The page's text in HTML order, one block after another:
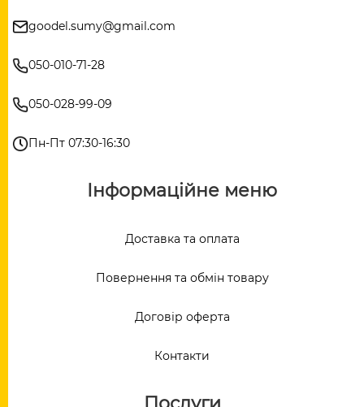
goodel.sumy@gmail.com
050-010-71-28
050-028-99-09
Пн-Пт 07:30-16:30
Інформаційне меню
Доставка та оплата
Повернення та обмін товару
Договір оферта
Контакти